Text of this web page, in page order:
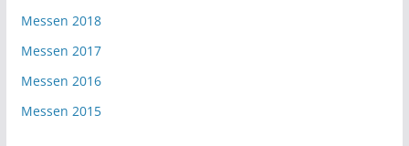
Messen 2018
Messen 2017
Messen 2016
Messen 2015